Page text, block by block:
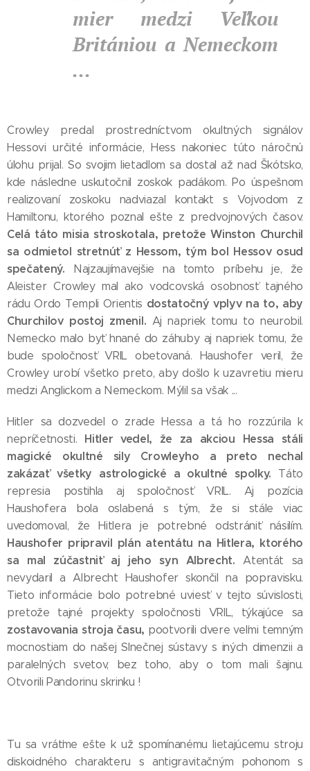
mier medzi Veľkou
Britániou a Nemeckom
...
Crowley predal prostredníctvom okultných signálov
Hessovi určité informácie, Hess nakoniec túto náročnú
úlohu prijal. So svojim lietadlom sa dostal až nad Škótsko,
kde následne uskutočnil zoskok padákom. Po úspešnom
realizovaní zoskoku nadviazal kontakt s Vojvodom z
Hamiltonu, ktorého poznal ešte z predvojnových časov.
Celá táto misia stroskotala, pretože Winston Churchil
sa odmietol stretnúť z Hessom, tým bol Hessov osud
spečatený.
Najzaujímavejšie na tomto príbehu je, že
Aleister Crowley mal ako vodcovská osobnosť tajného
rádu Ordo Templi Orientis dostatočný vplyv na to, aby
Churchilov postoj zmenil. Aj napriek tomu to neurobil.
Nemecko malo byť hnané do záhuby aj napriek tomu, že
bude spoločnosť VRIL obetovaná. Haushofer veril, že
Crowley urobí všetko preto, aby došlo k uzavretiu mieru
medzi Anglickom a Nemeckom. Mýlil sa však ...
Hitler sa dozvedel o zrade Hessa a tá ho rozzúrila k
nepríčetnosti. Hitler vedel, že za akciou Hessa stáli
magické okultné sily Crowleyho a preto nechal
zakázať všetky astrologické a okultné spolky. Táto
represia postihla aj spoločnosť VRIL. Aj pozícia
Haushofera bola oslabená s tým, že si stále viac
uvedomoval, že Hitlera je potrebné odstrániť násilím.
Haushofer pripravil plán atentátu na Hitlera, ktorého
sa mal zúčastniť aj jeho syn Albrecht. Atentát sa
nevydaril a Albrecht Haushofer skončil na popravisku.
Tieto informácie bolo potrebné uviesť v tejto súvislosti,
pretože tajné projekty spoločnosti VRIL, týkajúce sa
zostavovania stroja času, pootvorili dvere veľmi temným
mocnostiam do našej Slnečnej sústavy s iných dimenzii a
paralelných svetov, bez toho, aby o tom mali šajnu.
Otvorili Pandorinu skrinku !
Tu sa vráťme ešte k už spomínanému lietajúcemu stroju
diskoidného charakteru s antigravitačným pohonom s